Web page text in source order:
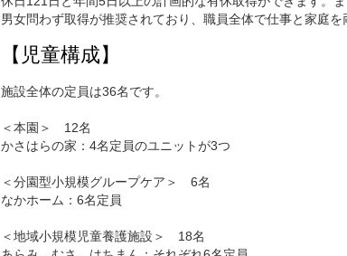
男女問わず取得が推奨されており、職員全体で仕事と家庭を
【児童構成】
施設全体の定員は36名です。
＜本園＞ 12名
かさはらの家：4名定員のユニットが3つ
＜分園型小規模グループケア＞ 6名
なかホーム：6名定員
＜地域小規模児童養護施設＞ 18名